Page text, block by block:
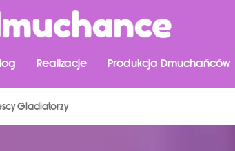
Realizacje Produkcja Dmuchańców
Gladiatorzy